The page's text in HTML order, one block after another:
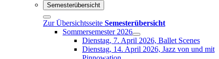
Semesterübersicht
Zur Übersichtsseite Semesterübersicht
Sommersemester 2026
Dienstag, 7. April 2026, Ballet Scenes
Dienstag, 14. April 2026, Jazz von und mit